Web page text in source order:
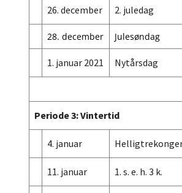
26. december 2. juledag
28. december Julesøndag
1. januar 2021 Nytårsdag
Periode 3: Vintertid
4. januar
11. januar 1. s. e. h. 3 k.